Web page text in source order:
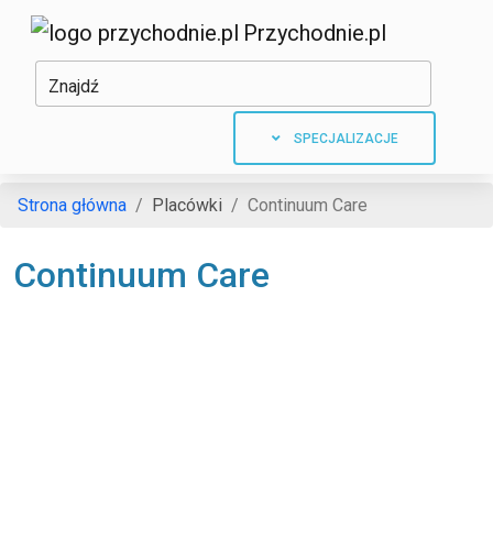
Przychodnie.pl
Znajdź
SPECJALIZACJE
Strona główna Placówki Continuum Care
Continuum Care